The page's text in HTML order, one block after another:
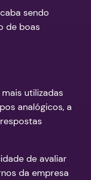
sendo
de boas
utilizadas
analógicos, a
de avaliar
da empresa